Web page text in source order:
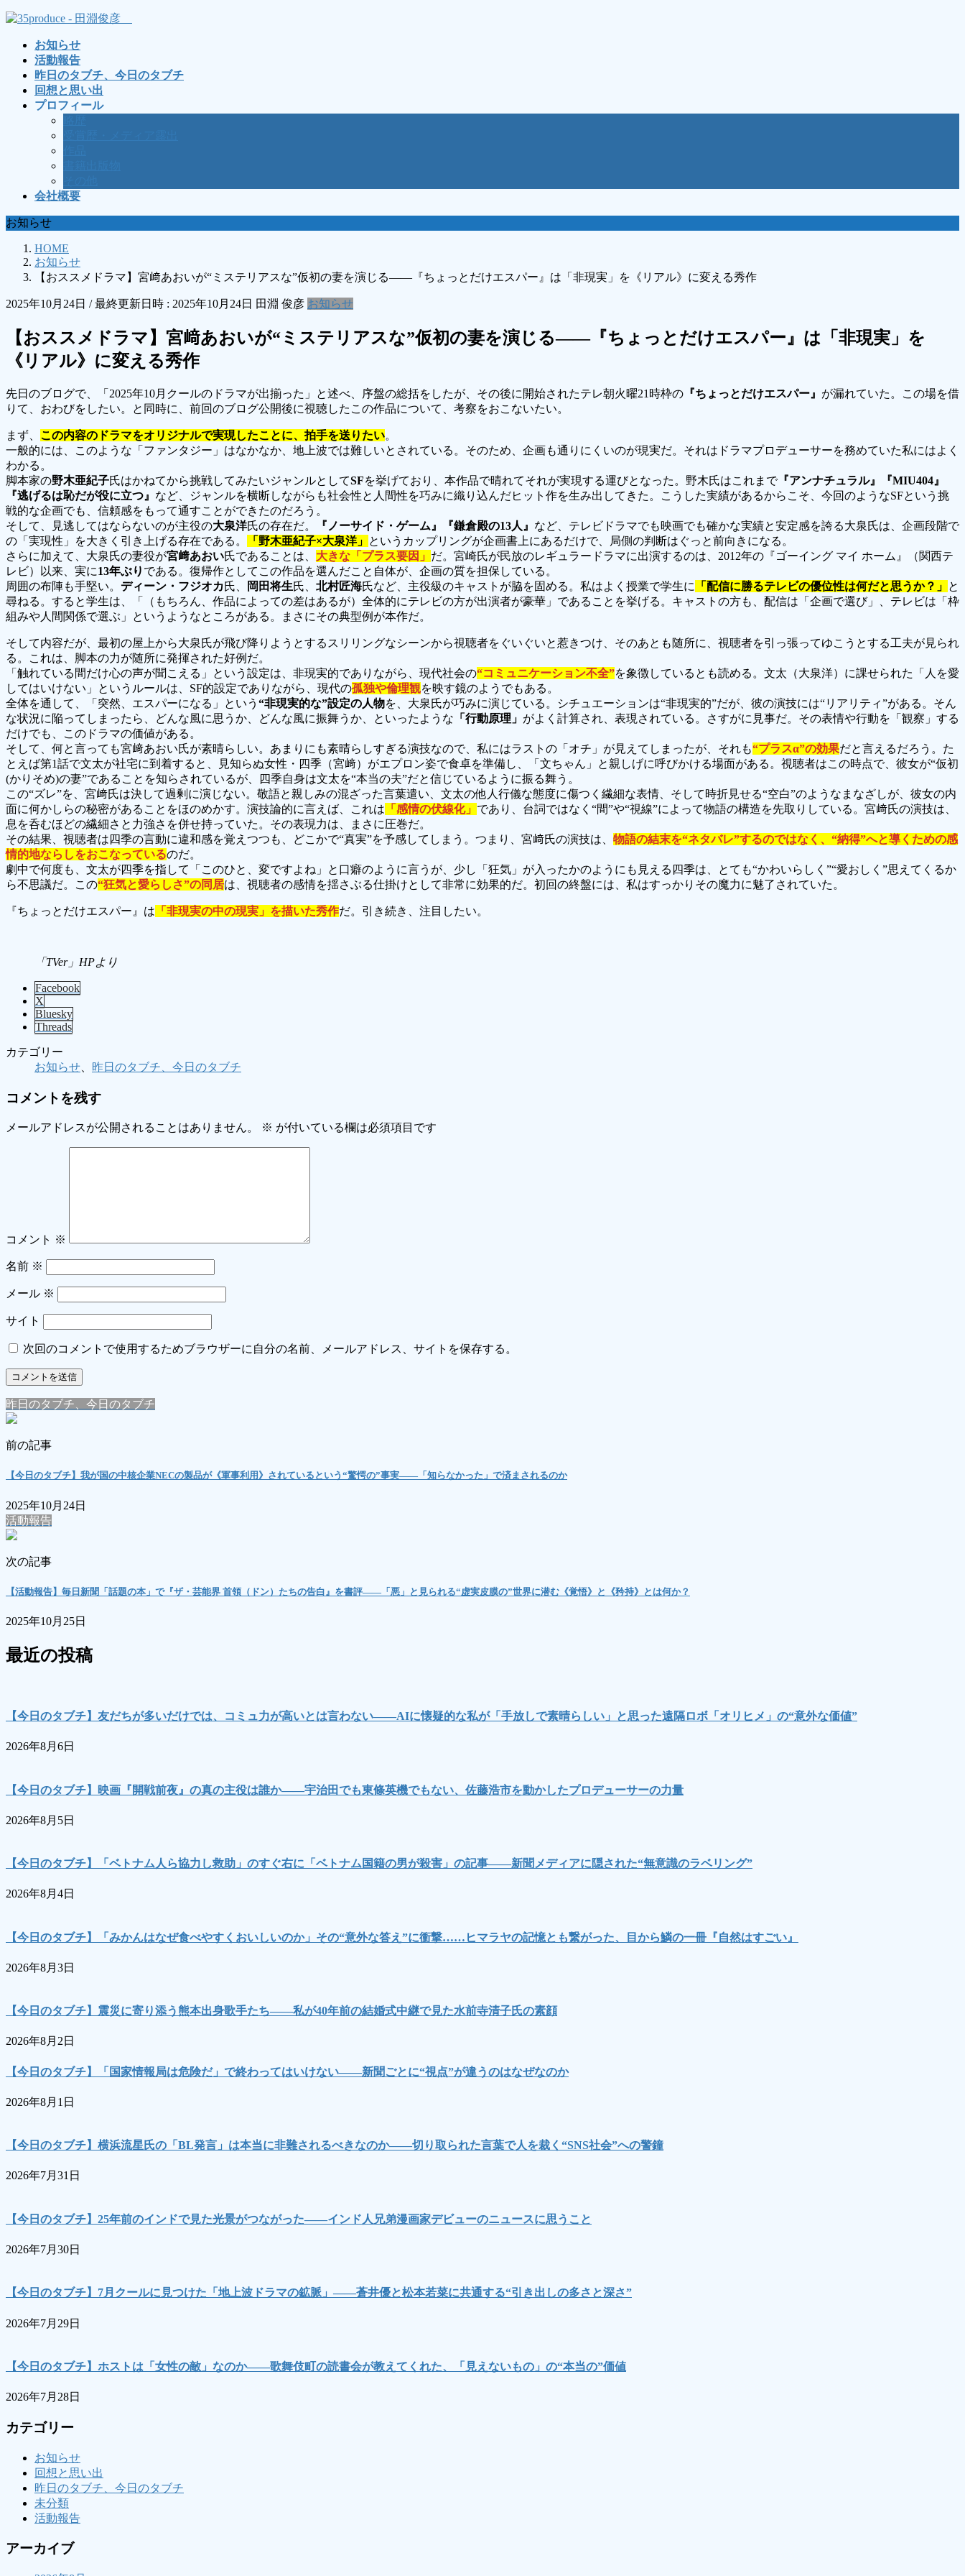
コ
ナ
お知らせ
活動報告
昨日のタブチ、今日のタブチ
回想と思い出
プロフィール
会社概要
お知らせ
HOME
お知らせ
【おススメドラマ】宮﨑あおいが“ミステリアスな”仮初の妻を演じる――『ちょっとだけエスパー』は「非現実」を《リアル》に変える秀作
2025年10月24日 / 最終更新日時 : 2025年10月24日 田淵 俊彦 お知らせ
【おススメドラマ】宮﨑あおいが“ミステリアスな”仮初の妻を演じる――『ちょっとだけエスパー』は「非現実」を
《リアル》に変える秀作
先日のブログで、「2025年10月クールのドラマが出揃った」と述べ、序盤の総括をしたが、その後に開始されたテレ朝火曜21時枠の 『ちょっとだけエスパー』 が漏れていた。この場を借
りて、おわびをしたい。と同時に、前回のブログ公開後に視聴したこの作品について、考察をおこないたい。
まず、 この内容のドラマをオリジナルで実現したことに、拍手を送りたい。
一般的には、このような「ファンタジー」はなかなか、地上波では難しいとされている。そのため、企画も通りにくいのが現実だ。それはドラマプロデューサーを務めていた私にはよく
わかる。
脚本家の野木亜紀子氏はかねてから挑戦してみたいジャンルとしてSFを挙げており、本作品で晴れてそれが実現する運びとなった。野木氏はこれまで『アンナチュラル』『MIU404』
『逃げるは恥だが役に立つ』 など、ジャンルを横断しながらも社会性と人間性を巧みに織り込んだヒット作を生み出してきた。こうした実績があるからこそ、今回のようなSFという挑
戦的な企画でも、信頼感をもって通すことができたのだろう。
そして、見逃してはならないのが主役の大泉洋氏の存在だ。 『ノーサイド・ゲーム』『鎌倉殿の13人』 など、テレビドラマでも映画でも確かな実績と安定感を誇る大泉氏は、企画段階で
の「実現性」を大きく引き上げる存在である。
「野木亜紀子×大泉洋」 というカップリングが企画書上にあるだけで、局側の判断はぐっと前向きになる。
さらに加えて、大泉氏の妻役が宮﨑あおい氏であることは、 大きな「プラス要因」 だ。宮崎氏が民放のレギュラードラマに出演するのは、2012年の『ゴーイング マイ ホーム』（関西テ
レビ）以来、実に13年ぶり である。復帰作としてこの作品を選んだこと自体が、企画の質を担保している。
周囲の布陣も手堅い。 ディーン・フジオカ氏、 岡田将生氏、 北村匠海氏など、主役級のキャストが脇を固める。私はよく授業で学生に 「配信に勝るテレビの優位性は何だと思うか？」 と
尋ねる。すると学生は、「（もちろん、作品によっての差はあるが）全体的にテレビの方が出演者が豪華」であることを挙げる。キャストの方も、配信は「企画で選び」、テレビは「枠
組みや人間関係で選ぶ」というようなところがある。まさにその典型例が本作だ。
そして内容だが、最初の屋上から大泉氏が飛び降りようとするスリリングなシーンから視聴者をぐいぐいと惹きつけ、そのあとも随所に、視聴者を引っ張ってゆこうとする工夫が見られ
る。これは、脚本の力が随所に発揮された好例だ。
「触れている間だけ心の声が聞こえる」という設定は、非現実的でありながら、現代社会の“コミュニケーション不全”を象徴しているとも読める。文太（大泉洋）に課せられた「人を愛
してはいけない」というルールは、SF的設定でありながら、現代の孤独や倫理観を映す鏡のようでもある。
全体を通して、「突然、エスパーになる」という “非現実的な”設定の人物を、大泉氏が巧みに演じている。シチュエーションは“非現実的”だが、彼の演技には“リアリティ”がある。そん
な状況に陥ってしまったら、どんな風に思うか、どんな風に振舞うか、といったような 「行動原理」 がよく計算され、表現されている。さすがに見事だ。その表情や行動を「観察」する
だけでも、このドラマの価値がある。
そして、何と言っても宮﨑あおい氏が素晴らしい。あまりにも素晴らしすぎる演技なので、私にはラストの「オチ」が見えてしまったが、それも“プラスα”の効果だと言えるだろう。た
とえば第1話で文太が社宅に到着すると、見知らぬ女性・四季（宮﨑）がエプロン姿で食卓を準備し、「文ちゃん」と親しげに呼びかける場面がある。視聴者はこの時点で、彼女が“仮初
(かりそめ)の妻”であることを知らされているが、四季自身は文太を“本当の夫”だと信じているように振る舞う。
この“ズレ”を、宮﨑氏は決して過剰に演じない。敬語と親しみの混ざった言葉遣い、文太の他人行儀な態度に傷つく繊細な表情、そして時折見せる“空白”のようなまなざしが、彼女の内
面に何かしらの秘密があることをほのめかす。演技論的に言えば、これは 「感情の伏線化」 であり、台詞ではなく“間”や“視線”によって物語の構造を先取りしている。宮﨑氏の演技は、
息を呑むほどの繊細さと力強さを併せ持っていた。その表現力は、まさに圧巻だ。
その結果、視聴者は四季の言動に違和感を覚えつつも、どこかで“真実”を予感してしまう。つまり、宮﨑氏の演技は、 物語の結末を“ネタバレ”するのではなく、“納得”へと導くための感
情的地ならしをおこなっているのだ。
劇中で何度も、文太が四季を指して「このひと、変ですよね」と口癖のように言うが、少し「狂気」が入ったかのようにも見える四季は、とても“かわいらしく”“愛おしく”思えてくるか
ら不思議だ。この“狂気と愛らしさ”の同居は、視聴者の感情を揺さぶる仕掛けとして非常に効果的だ。初回の終盤には、私はすっかりその魔力に魅了されていた。
『ちょっとだけエスパー』は 「非現実の中の現実」を描いた秀作だ。引き続き、注目したい。
「TVer」HPより
Facebook
X
Bluesky
Threads
カテゴリー
お知らせ
昨日のタブチ、今日のタブチ
コメントを残す
メールアドレスが公開されることはありません。 ※ が付いている欄は必須項目です
コメント ※
名前 ※
メール ※
サイト
次回のコメントで使用するためブラウザーに自分の名前、メールアドレス、サイトを保存する。
昨日のタブチ、今日のタブチ
前の記事
【今日のタブチ】我が国の中核企業NECの製品が《軍事利用》されているという“驚愕の”事実――「知らなかった」で済まされるのか
2025年10月24日
活動報告
次の記事
【活動報告】毎日新聞「話題の本」で『ザ・芸能界 首領（ドン）たちの告白』を書評――「悪」と見られる“虚実皮膜の”世界に潜む《覚悟》と《矜持》とは何か？
2025年10月25日
最近の投稿
【今日のタブチ】友だちが多いだけでは、コミュ力が高いとは言わない――AIに懐疑的な私が「手放しで素晴らしい」と思った遠隔ロボ「オリヒメ」の“意外な価値”
2026年8月6日
【今日のタブチ】映画『開戦前夜』の真の主役は誰か――宇治田でも東條英機でもない、佐藤浩市を動かしたプロデューサーの力量
2026年8月5日
【今日のタブチ】「ベトナム人ら協力し救助」のすぐ右に「ベトナム国籍の男が殺害」の記事――新聞メディアに隠された“無意識のラベリング”
2026年8月4日
【今日のタブチ】「みかんはなぜ食べやすくおいしいのか」その“意外な答え”に衝撃……ヒマラヤの記憶とも繋がった、目から鱗の一冊『自然はすごい』
2026年8月3日
【今日のタブチ】震災に寄り添う熊本出身歌手たち――私が40年前の結婚式中継で見た水前寺清子氏の素顔
2026年8月2日
【今日のタブチ】「国家情報局は危険だ」で終わってはいけない――新聞ごとに“視点”が違うのはなぜなのか
2026年8月1日
【今日のタブチ】横浜流星氏の「BL発言」は本当に非難されるべきなのか――切り取られた言葉で人を裁く“SNS社会”への警鐘
2026年7月31日
【今日のタブチ】25年前のインドで見た光景がつながった――インド人兄弟漫画家デビューのニュースに思うこと
2026年7月30日
【今日のタブチ】7月クールに見つけた「地上波ドラマの鉱脈」――蒼井優と松本若菜に共通する“引き出しの多さと深さ”
2026年7月29日
【今日のタブチ】ホストは「女性の敵」なのか――歌舞伎町の読書会が教えてくれた、「見えないもの」の“本当の”価値
2026年7月28日
カテゴリー
お知らせ
回想と思い出
昨日のタブチ、今日のタブチ
未分類
活動報告
アーカイブ